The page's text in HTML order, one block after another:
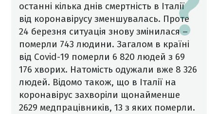
останні кілька днів смертність в Італії
від коронавірусу зменшувалась. Проте
24 березня ситуація знову змінилася –
померли 743 людини. Загалом в країні
від Covid-19 померли 6 820 людей з 69
176 хворих. Натомість одужали вже 8 326
людей. Відомо також, що в Італії на
коронавірус захворіли щонайменше
2629 медпрацівників, 13 з яких померли.